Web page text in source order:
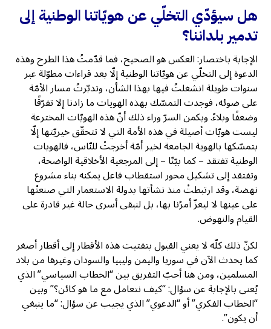
هل سيؤدّي التخلّي عن هويّاتنا الوطنية إلى
تدمير بلداننا؟
الإجابة باختصار: العكس هو الصحيح، فما قدّمتُ هذا الطرح وهذه
الدعوة إلى التخلّي عن هويّاتنا الوطنية إلّا بعد قراءات مطوّلة عبر
سنوات طويلة انشغلتُ فيها بهذا الشأن، وتدبّرتُ مسار الأمّة
على ضوئه، فوجدت التمسّك بهذه الهويات ما زادنا إلا تفرّقًا
وضعفًا وبلاءً. ويكمن السرّ وراء ذلك أنّ هذه الهويّات المخترعة
ليست هويّات أصيلة في هذه الأمة التي لا تتحقّق خيريّتها إلّا
بتمسّكها بالهوية الجامعة لخير أمّة أخرجتْ للنّاس، فالهويات
الوطنية تفتقد – كما بيّنّا – إلى المرجعية الأخلاقية الواضحة،
وتفتقد إلى تشكيل محور استقطاب فاعل يمكنه بناء مشروع
نهضة، وقد ارتبطتْ منذ نشأتها بدولة الاستعمار التي صنعتْها
على عينها لا ليعزّ أمرُنا بها، بل لنبقى أسرى حالة غير قادرة على
القيام والنهوض.
لكنّ ذلك كلّه لا يعني القبول بتفتيت هذه الأقطار إلى أقطار أصغر
كما يحدث الآن في سوريا واليمن وليبيا والسودان وغيرها من بلاد
المسلمين، ومن هنا أحبّ التفريق بين “الخطاب السياسي” الذي
يُعنى بالإجابة عن سؤال: “كيف نتعامل مع ما هو كائن؟” وبين
“الخطاب الفكري” أو “الدعوي” الذي يجيب عن سؤال: “ما ينبغي
أن يكون”.